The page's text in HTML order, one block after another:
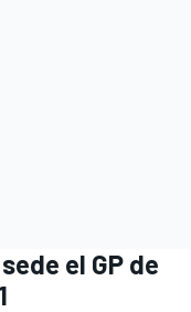
el GP de